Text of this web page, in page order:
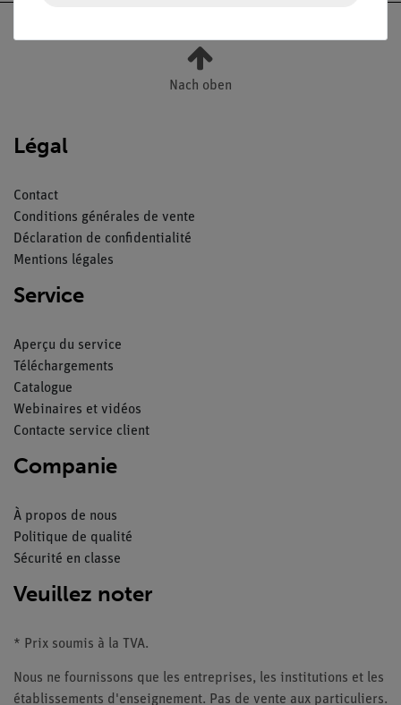
Nach oben
Légal
Contact
Conditions générales de vente
Déclaration de confidentialité
Mentions légales
Service
Aperçu du service
Téléchargements
Catalogue
Webinaires et vidéos
Contacte service client
Companie
À propos de nous
Politique de qualité
Sécurité en classe
Veuillez noter
* Prix soumis à la TVA.
Nous ne fournissons que les entreprises, les institutions et les
établissements d'enseignement. Pas de vente aux particuliers.